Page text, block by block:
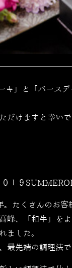
」と「バース
だけますと幸いで
１９
たくさんのお客
、「和牛」をよ
ました。
先端の調理法